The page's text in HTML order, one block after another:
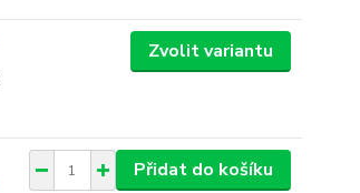
Zvolit variantu
Přidat do košíku